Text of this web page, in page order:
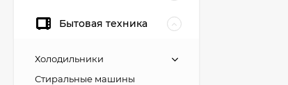
Бытовая техника
Холодильники
Стиральные машины